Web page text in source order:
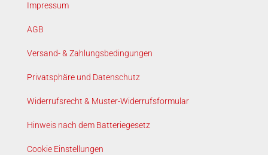
Impressum
AGB
Versand- & Zahlungsbedingungen
Privatsphäre und Datenschutz
Widerrufsrecht & Muster-Widerrufsformular
Hinweis nach dem Batteriegesetz
Cookie Einstellungen